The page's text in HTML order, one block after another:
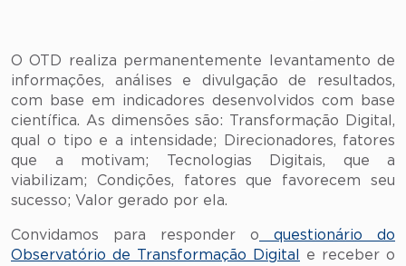
O OTD realiza permanentemente levantamento de
informações, análises e divulgação de resultados,
com base em indicadores desenvolvidos com base
científica. As dimensões são: Transformação Digital,
qual o tipo e a intensidade; Direcionadores, fatores
que a motivam; Tecnologias Digitais, que a
viabilizam; Condições, fatores que favorecem seu
sucesso; Valor gerado por ela.
Convidamos para responder o questionário do
Observatório de Transformação Digital
e receber o